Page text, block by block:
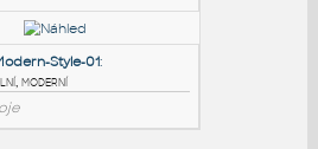
:
budka